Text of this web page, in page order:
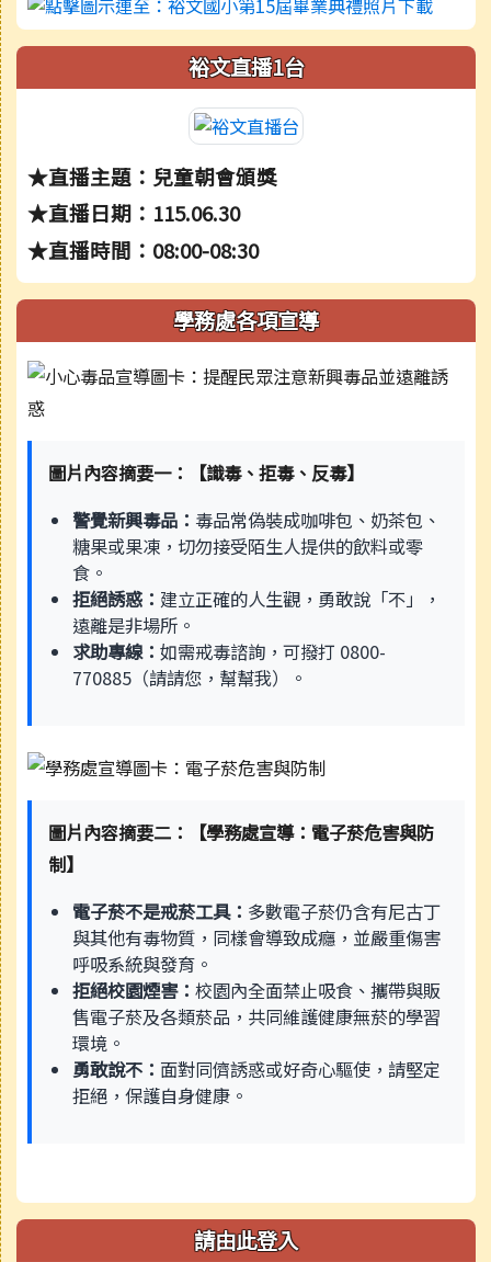
裕文直播1台
★直播主題：兒童朝會頒獎
★直播日期：115.06.30
★直播時間：08:00-08:30
學務處各項宣導
圖片內容摘要一：【識毒、拒毒、反毒】
警覺新興毒品： 毒品常偽裝成咖啡包、奶茶包、
糖果或果凍，切勿接受陌生人提供的飲料或零
食。
拒絕誘惑： 建立正確的人生觀，勇敢說「不」，
遠離是非場所。
求助專線： 如需戒毒諮詢，可撥打 0800-
770885（請請您，幫幫我）。
圖片內容摘要二：【學務處宣導：電子菸危害與防
制】
電子菸不是戒菸工具： 多數電子菸仍含有尼古丁
與其他有毒物質，同樣會導致成癮，並嚴重傷害
呼吸系統與發育。
拒絕校園煙害： 校園內全面禁止吸食、攜帶與販
售電子菸及各類菸品，共同維護健康無菸的學習
環境。
勇敢說不： 面對同儕誘惑或好奇心驅使，請堅定
拒絕，保護自身健康。
請由此登入